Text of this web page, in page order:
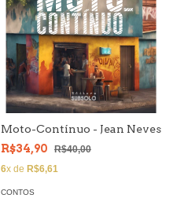
Moto-Contínuo - Jean Neves
R$34,90
R$40,00
6x de R$6,61
CONTOS